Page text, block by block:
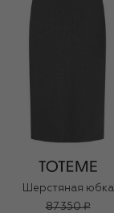
Шерстяная юбка
87 350 ₽